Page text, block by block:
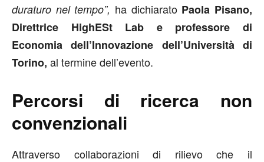
duraturo nel tempo”, ha dichiarato Paola Pisano,
Direttrice HighESt Lab e professore di
Economia dell’Innovazione dell’Università di
Torino, al termine dell’evento.
Percorsi di ricerca non
convenzionali
Attraverso collaborazioni di rilievo che il